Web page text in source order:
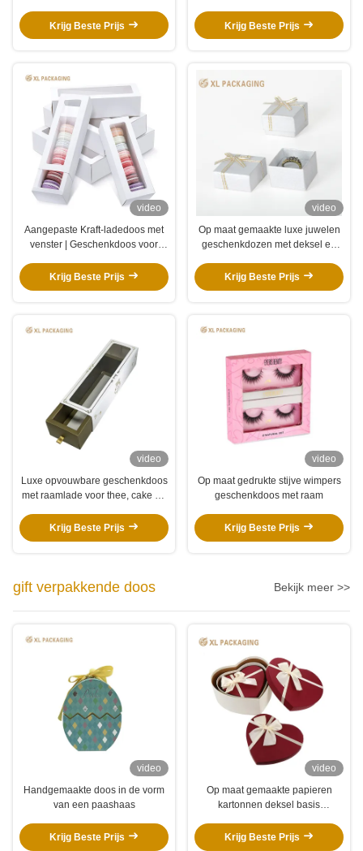
Krijg Beste Prijs
Krijg Beste Prijs
video
Aangepaste Kraft-ladedoos met
venster | Geschenkdoos voor
Krijg Beste Prijs
video
Op maat gemaakte luxe juwelen
geschenkdozen met deksel en
retailers
Krijg Beste Prijs
video
Luxe opvouwbare geschenkdoos
met raamlade voor thee, cake en
Krijg Beste Prijs
video
Op maat gedrukte stijve wimpers
geschenkdoos met raam
Krijg Beste Prijs
gift verpakkende doos Bekijk meer >>
video
Handgemaakte doos in de vorm
van een paashaas
Krijg Beste Prijs
video
Op maat gemaakte papieren
kartonnen deksel basis
luxe Valentijnsdag cadeautjes
Krijg Beste Prijs